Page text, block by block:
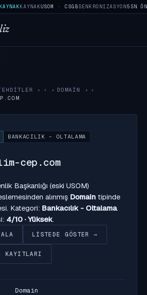
KAYNAKUSOM · CSGBSENKRONIZASYON5SN
› DOMAIN
›
BANKACILIK - OLTALAMA
cep.com
Başkanlığı (eski USOM)
alınmış Domain tipinde
Kategori: Bankacılık - Oltalama.
4/10 · Yüksek.
LISTEDE GÖSTER →
KAYITLARI
Domain